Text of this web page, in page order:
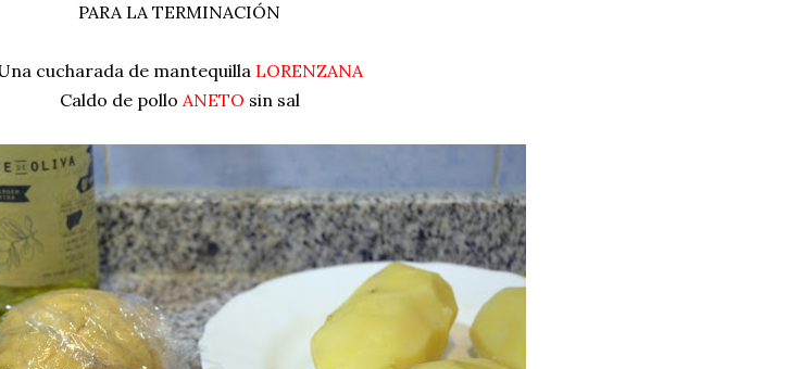
PARA LA TERMINACIÓN
cucharada de mantequilla LORENZANA
Caldo de pollo ANETO sin sal